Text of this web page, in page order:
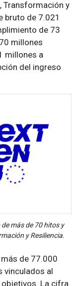
Transformación y
bruto de 7.021
de 73
millones
millones a
del ingreso
más de 70 hitos y
y Resiliencia.
de 77.000
vinculados al
La cifra